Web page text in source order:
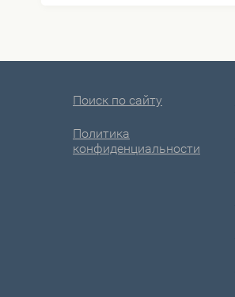
Поиск по сайту
Политика
конфиденциальности